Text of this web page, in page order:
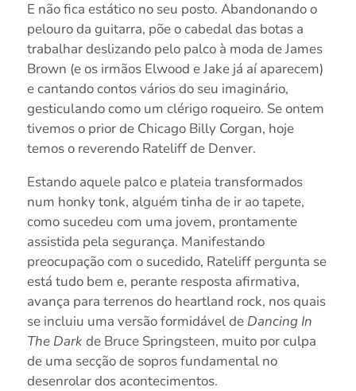
E não fica estático no seu posto. Abandonando o
pelouro da guitarra, põe o cabedal das botas a
trabalhar deslizando pelo palco à moda de James
Brown (e os irmãos Elwood e Jake já aí aparecem)
e cantando contos vários do seu imaginário,
gesticulando como um clérigo roqueiro. Se ontem
tivemos o prior de Chicago Billy Corgan, hoje
temos o reverendo Rateliff de Denver.
Estando aquele palco e plateia transformados
num honky tonk, alguém tinha de ir ao tapete,
como sucedeu com uma jovem, prontamente
assistida pela segurança. Manifestando
preocupação com o sucedido, Rateliff pergunta se
está tudo bem e, perante resposta afirmativa,
avança para terrenos do heartland rock, nos quais
se incluiu uma versão formidável de Dancing In
The Dark de Bruce Springsteen, muito por culpa
de uma secção de sopros fundamental no
desenrolar dos acontecimentos.